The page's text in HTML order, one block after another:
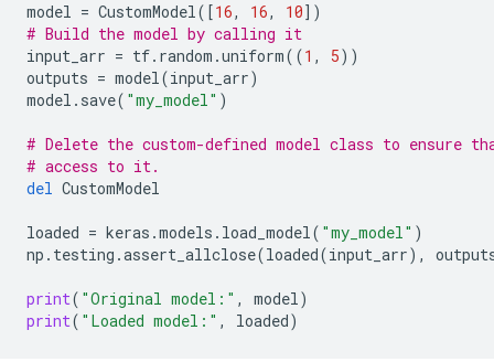
model = CustomModel([16, 16, 10])
# Build the model by calling it
input_arr = tf. random .uniform((1 , 5))
outputs = model(input_arr)
model . save( "my_model" )
# Delete the custom-defined model class to ensure
# access to it.
del CustomModel
loaded = keras .models . load_model( "my_model" )
np . testing .assert_allclose(loaded(input_arr),
print( "Original model:" , model)
print( "Loaded model:" , loaded)